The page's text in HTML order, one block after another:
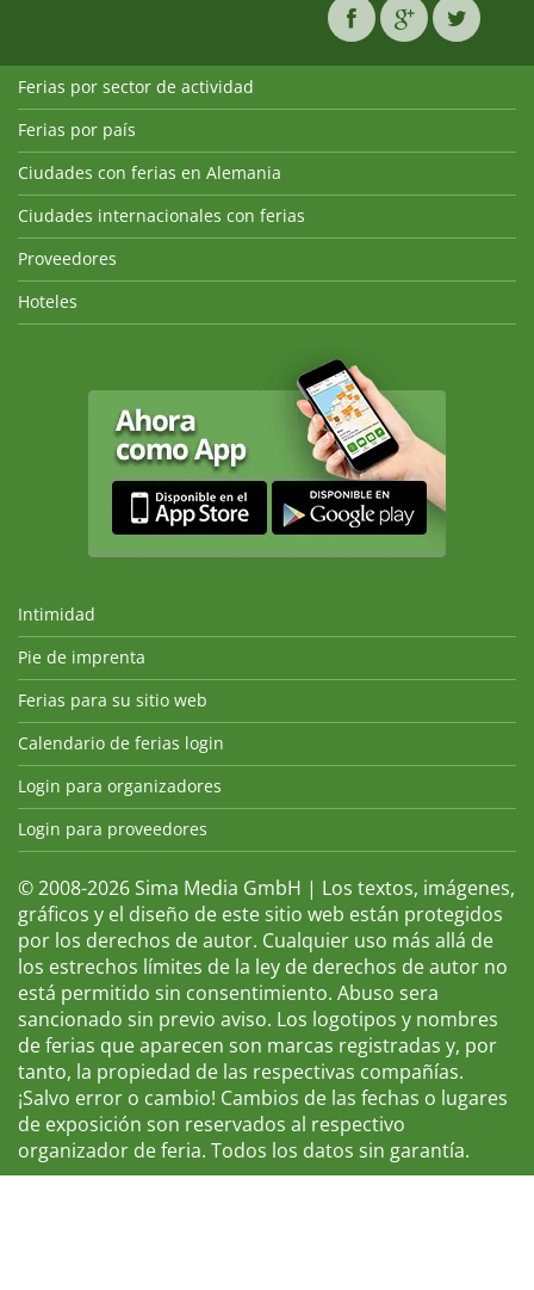
Ferias por sector de actividad
Ferias por país
Ciudades con ferias en Alemania
Ciudades internacionales con ferias
Proveedores
Hoteles
Intimidad
Pie de imprenta
Ferias para su sitio web
Calendario de ferias login
Login para organizadores
Login para proveedores
© 2008-2026 Sima Media GmbH | Los textos, imágenes,
gráficos y el diseño de este sitio web están protegidos
por los derechos de autor. Cualquier uso más allá de
los estrechos límites de la ley de derechos de autor no
está permitido sin consentimiento. Abuso sera
sancionado sin previo aviso. Los logotipos y nombres
de ferias que aparecen son marcas registradas y, por
tanto, la propiedad de las respectivas compañías.
¡Salvo error o cambio! Cambios de las fechas o lugares
de exposición son reservados al respectivo
organizador de feria. Todos los datos sin garantía.